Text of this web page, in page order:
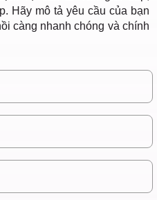
Hãy mô tả yêu cầu của bạn
càng nhanh chóng và chính